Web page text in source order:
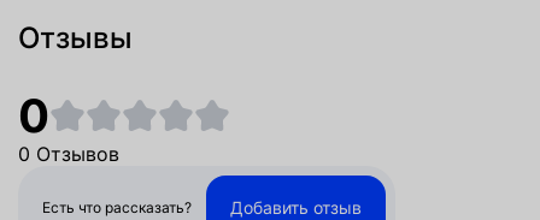
Отзывы
0
0 Отзывов
Есть что рассказать? Добавить отзыв